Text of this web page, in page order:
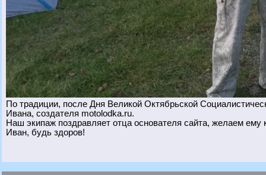
По традиции, после Дня Великой Октябрьской
Ивана, создателя motolodka.ru.
Наш экипаж поздравляет отца основателя сайта, желаем ему
Иван, будь здоров!